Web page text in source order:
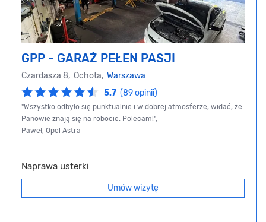
GPP - GARAŻ PEŁEN PASJI
Czardasza 8, Ochota, Warszawa
5.7 (89 opinii)
"Wszystko odbyło się punktualnie i w dobrej atmosferze, widać, że
Panowie znają się na robocie. Polecam!",
Paweł, Opel Astra
Naprawa usterki
Umów wizytę